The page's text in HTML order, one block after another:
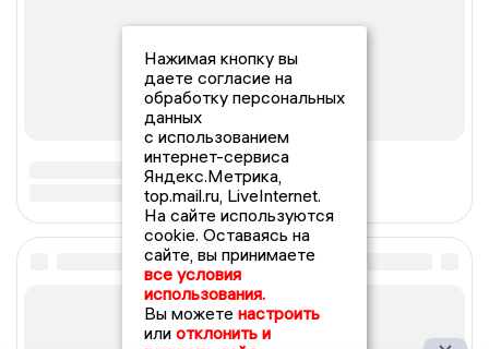
Нажимая кнопку вы
даете согласие на
обработку персональных
данных
с использованием
интернет-сервиса
Яндекс.Метрика,
top.mail.ru, LiveInternet.
На сайте используются
cookie. Оставаясь на
сайте, вы принимаете
все условия
использования.
Вы можете настроить
или отклонить и